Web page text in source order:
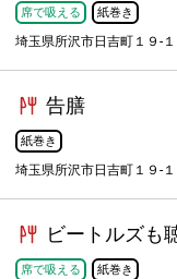
席で吸える 紙巻き
埼玉県所沢市日吉町１９-１
告膳
紙巻き
埼玉県所沢市日吉町１９-１
ビートルズも
席で吸える 紙巻き